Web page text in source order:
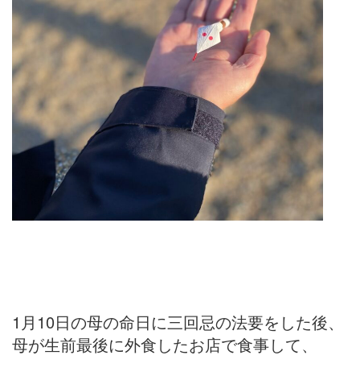
1月10日の母の命日に三回忌の法要をした後、
母が生前最後に外食したお店で食事して、